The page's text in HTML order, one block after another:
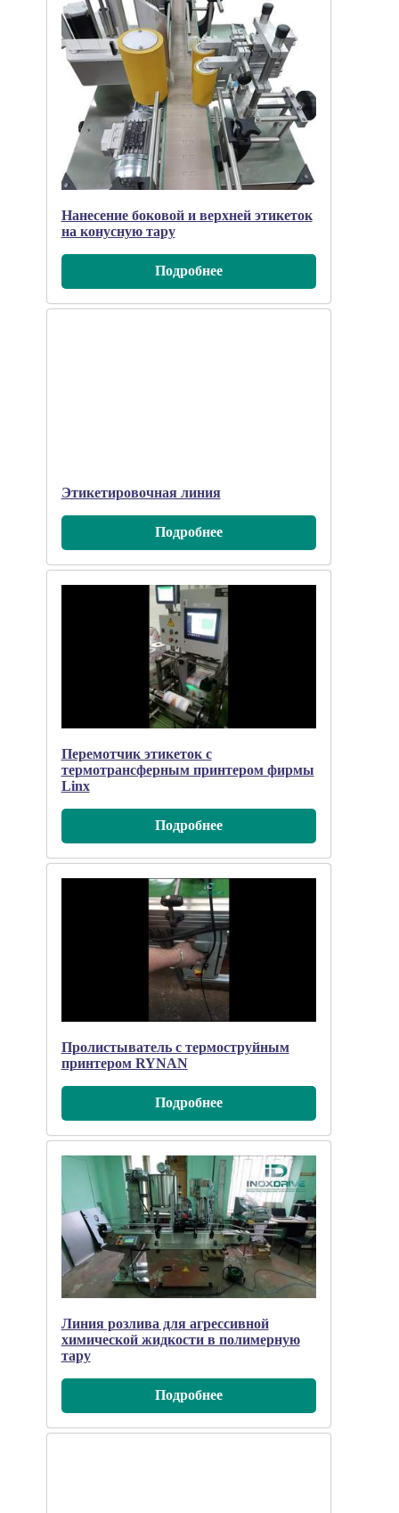
Нанесение боковой и верхней этикеток
на конусную тару
Подробнee
Этикетировочная линия
Подробнee
Перемотчик этикеток с
термотрансферным принтером фирмы
Linx
Подробнee
Пролистыватель с термоструйным
принтером RYNAN
Подробнee
Линия розлива для агрессивной
химической жидкости в полимерную
тару
Подробнee